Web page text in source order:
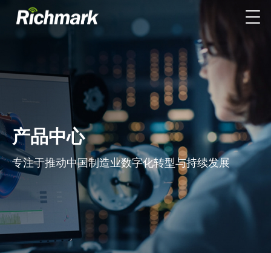
产品中心
专注于推动中国制造业数字化转型与持续发展